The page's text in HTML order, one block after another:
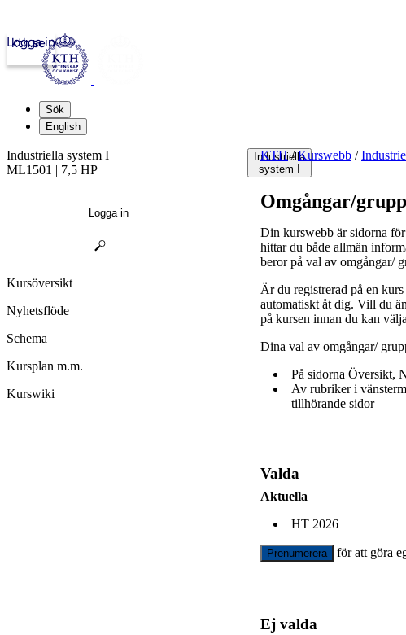
kth.se
Logga in
Sök
English
Industriella
system I
KTH / Kurswebb /
Omgångar/
Din kurswebb är sidorna
hittar du både allmän
beror på val av omgångar/
Är du registrerad på en
automatiskt åt dig. Vill du
på kursen innan du kan
Dina val av omgångar/
På sidorna Översikt,
Av rubriker i
tillhörande sidor
Valda
Aktuella
HT 2026
Prenumerera för att göra
Ej valda
Industriella system I
ML1501 | 7,5 HP
Logga in
Kursöversikt
Nyhetsflöde
Schema
Kursplan m.m.
Kurswiki